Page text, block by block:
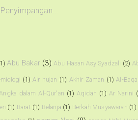
Abu Bakar (3) Abu Hasan Asy Syadzali (2)
(1) Air hujan (1) Akhir Zaman (1) Al-
Angka dalam Al-Qur'an (1) Aqidah (1) Ar Narini
(1) Barat (1) Belanja (1) Berkah Musyawarah (1)